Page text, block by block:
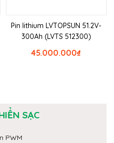
Pin lithium LVTOPSUN 51.2V-
300Ah (LVTS 512300)
₫
45.000.000
SẠC
PWM